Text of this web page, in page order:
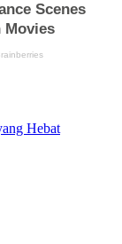
Hebat